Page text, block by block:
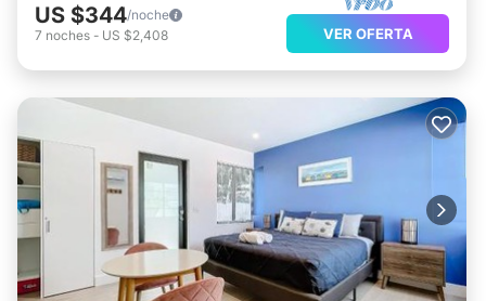
US $344/noche
7 noches - US $2,408 VER OFERTA